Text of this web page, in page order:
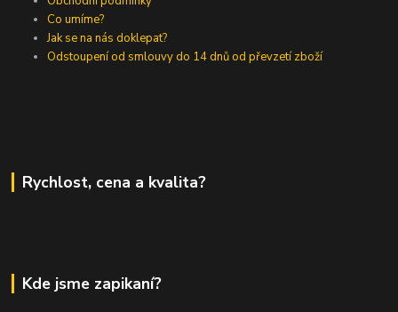
Co umíme?
Jak se na nás doklepat?
Odstoupení od smlouvy do 14 dnů od převzetí zboží
Rychlost, cena a kvalita?
Kde jsme zapikaní?